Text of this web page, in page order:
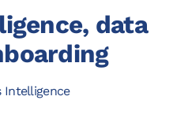
data
Intelligence